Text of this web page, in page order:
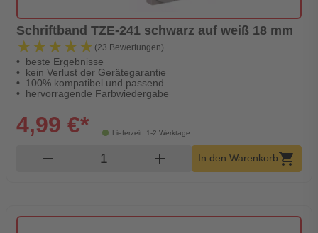
Schriftband TZE-241 schwarz auf weiß 18 mm
★★★★★
★★★★★ (23 Bewertungen)
beste Ergebnisse
kein Verlust der Gerätegarantie
100% kompatibel und passend
hervorragende Farbwiedergabe
Lieferzeit: 1-2 Werktage
4,99 €*
remove Produkt Warenkorb Menge
add In den Warenkorbshopping_cart